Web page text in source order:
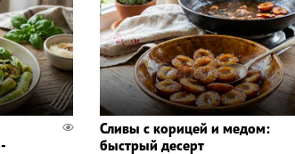
Сливы с корицей и медом:
быстрый десерт